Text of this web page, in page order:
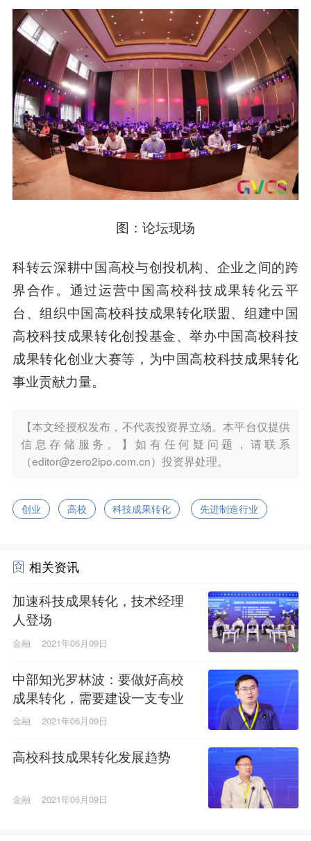
图：论坛现场
科转云深耕中国高校与创投机构、企业之间的跨
界合作。通过运营中国高校科技成果转化云平
台、组织中国高校科技成果转化联盟、组建中国
高校科技成果转化创投基金、举办中国高校科技
成果转化创业大赛等，为中国高校科技成果转化
事业贡献力量。
【本文经授权发布，不代表投资界立场。本平台仅提供
信息存储服务。】如有任何疑问题，请联系
（editor@zero2ipo.com.cn）投资界处理。
创业 高校 科技成果转化 先进制造行业
相关资讯
加速科技成果转化，技术经理
人登场
金融 2021年06月09日
中部知光罗林波：要做好高校
成果转化，需要建设一支专业
队伍
金融 2021年06月09日
高校科技成果转化发展趋势
金融 2021年06月09日